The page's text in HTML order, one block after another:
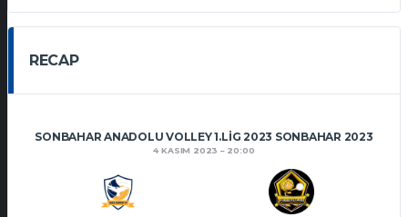
RECAP
SONBAHAR ANADOLU VOLLEY 1.LIG 2023 SONBAHAR 2023
4 KASIM 2023 20:00